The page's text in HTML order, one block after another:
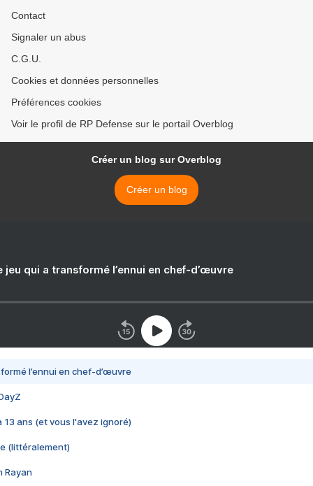
Contact
Signaler un abus
C.G.U.
Cookies et données personnelles
Préférences cookies
Voir le profil de RP Defense sur le portail Overblog
Créer un blog sur Overblog
Créer un blog
jeu qui a transformé l’ennui en chef-d’œuvre
l’ennui en chef-d’œuvre
13 ans (et vous l'avez ignoré)
(littéralement)
Rayan